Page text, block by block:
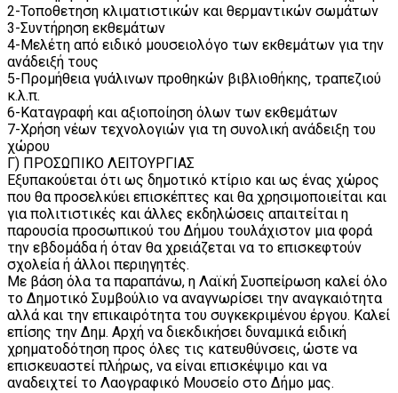
2-Τοποθετηση κλιματιστικών και θερμαντικών σωμάτων
3-Συντήρηση εκθεμάτων
4-Μελέτη από ειδικό μουσειολόγο των εκθεμάτων για την
ανάδειξή τους
5-Προμήθεια γυάλινων προθηκών βιβλιοθήκης, τραπεζιού
κ.λ.π.
6-Καταγραφή και αξιοποίηση όλων των εκθεμάτων
7-Χρήση νέων τεχνολογιών για τη συνολική ανάδειξη του
χώρου
Γ) ΠΡΟΣΩΠΙΚΟ ΛΕΙΤΟΥΡΓΙΑΣ
Εξυπακούεται ότι ως δημοτικό κτίριο και ως ένας χώρος
που θα προσελκύει επισκέπτες και θα χρησιμοποιείται και
για πολιτιστικές και άλλες εκδηλώσεις απαιτείται η
παρουσία προσωπικού του Δήμου τουλάχιστον μια φορά
την εβδομάδα ή όταν θα χρειάζεται να το επισκεφτούν
σχολεία ή άλλοι περιηγητές.
Με βάση όλα τα παραπάνω, η Λαϊκή Συσπείρωση καλεί όλο
το Δημοτικό Συμβούλιο να αναγνωρίσει την αναγκαιότητα
αλλά και την επικαιρότητα του συγκεκριμένου έργου. Καλεί
επίσης την Δημ. Αρχή να διεκδικήσει δυναμικά ειδική
χρηματοδότηση προς όλες τις κατευθύνσεις, ώστε να
επισκευαστεί πλήρως, να είναι επισκέψιμο και να
αναδειχτεί το Λαογραφικό Μουσείο στο Δήμο μας.